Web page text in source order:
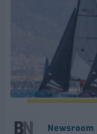
Νewsroom